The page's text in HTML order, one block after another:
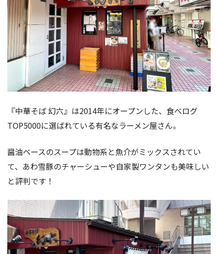
『中華そば 幻六』は2014年にオープンした、食べログ
TOP5000に選ばれている有名なラーメン屋さん。
醤油ベースのスープは動物系と魚介がミックスされてい
て、あわ雪豚のチャーシューや自家製ワンタンも美味しい
と評判です！